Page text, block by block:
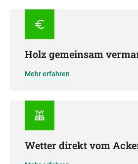
Holz gemeinsam
Mehr erfahren
Wetter direkt vom